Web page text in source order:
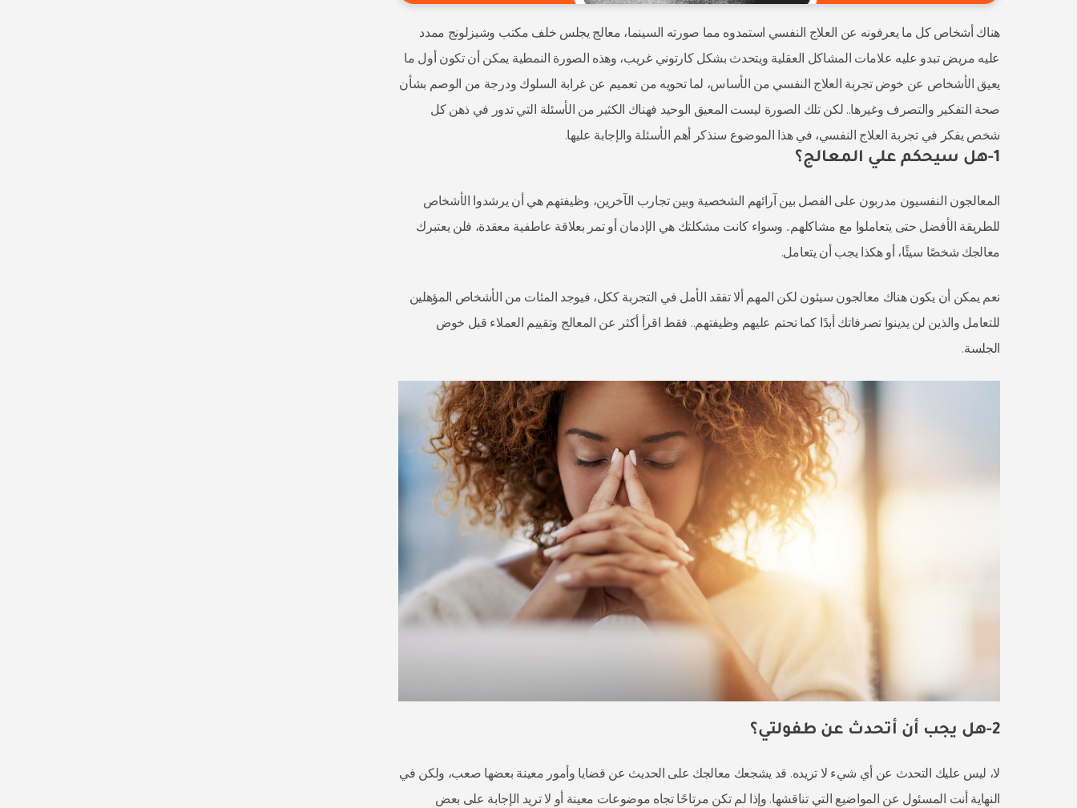
هناك أشخاص كل ما يعرفونه عن العلاج النفسي استمدوه مما صورته السينما، معالج يجلس خلف مكتب وشيزلونج ممدد
عليه مريض تبدو عليه علامات المشاكل العقلية ويتحدث بشكل كارتوني غريب، وهذه الصورة النمطية يمكن أن تكون أول ما
يعيق الأشخاص عن خوض تجربة العلاج النفسي من الأساس، لما تحويه من تعميم عن غرابة السلوك ودرجة من الوصم بشأن
صحة التفكير والتصرف وغيرها.. لكن تلك الصورة ليست المعيق الوحيد فهناك الكثير من الأسئلة التي تدور في ذهن كل
شخص يفكر في تجربة العلاج النفسي، في هذا الموضوع سنذكر أهم الأسئلة والإجابة عليها.
1-هل سيحكم علي المعالج؟
المعالجون النفسيون مدربون على الفصل بين آرائهم الشخصية وبين تجارب الآخرين، وظيفتهم هي أن يرشدوا الأشخاص
للطريقة الأفضل حتى يتعاملوا مع مشاكلهم.. وسواء كانت مشكلتك هي الإدمان أو تمر بعلاقة عاطفية معقدة، فلن يعتبرك
معالجك شخصًا سيئًا، أو هكذا يجب أن يتعامل.
نعم يمكن أن يكون هناك معالجون سيئون لكن المهم ألا تفقد الأمل في التجربة ككل، فيوجد المئات من الأشخاص المؤهلين
للتعامل والذين لن يدينوا تصرفاتك أبدًا كما تحتم عليهم وظيفتهم.. فقط اقرأ أكثر عن المعالج وتقييم العملاء قبل خوض
الجلسة.
2-هل يجب أن أتحدث عن طفولتي؟
لا، ليس عليك التحدث عن أي شيء لا تريده. قد يشجعك معالجك على الحديث عن قضايا وأمور معينة بعضها صعب، ولكن في
النهاية أنت المسئول عن المواضيع التي تناقشها. وإذا لم تكن مرتاحًا تجاه موضوعات معينة أو لا تريد الإجابة على بعض